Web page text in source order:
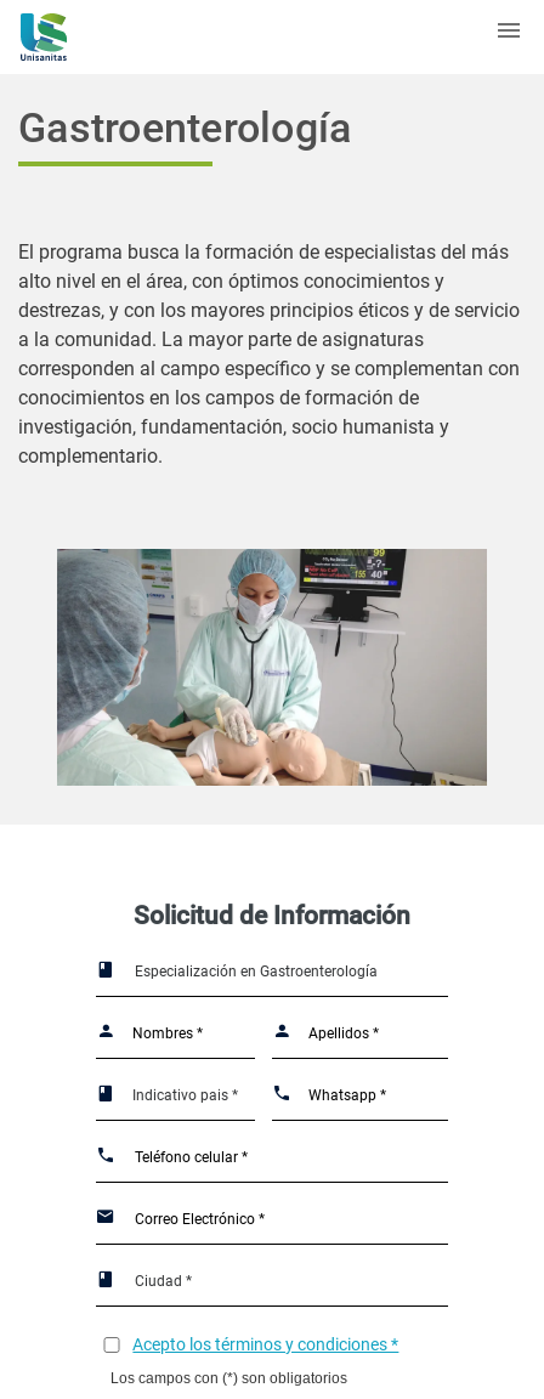
Gastroenterología
El programa busca la formación de especialistas del más
alto nivel en el área, con óptimos conocimientos y
destrezas, y con los mayores principios éticos y de servicio
a la comunidad. La mayor parte de asignaturas
corresponden al campo específico y se complementan con
conocimientos en los campos de formación de
investigación, fundamentación, socio humanista y
complementario.
Solicitud de Información
Acepto los términos y condiciones *
Los campos con (*) son obligatorios